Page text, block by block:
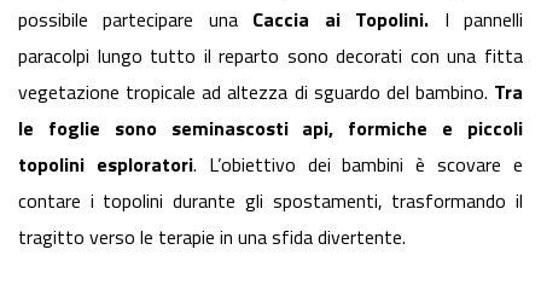
possibile partecipare una Caccia ai Topolini. I pannelli
paracolpi lungo tutto il reparto sono decorati con una fitta
vegetazione tropicale ad altezza di sguardo del bambino. Tra
le foglie sono seminascosti api, formiche e piccoli
topolini esploratori. L’obiettivo dei bambini è scovare e
contare i topolini durante gli spostamenti, trasformando il
tragitto verso le terapie in una sfida divertente.